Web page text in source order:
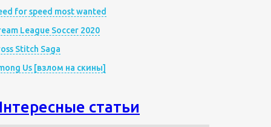
for speed most wanted
League Soccer 2020
Stitch Saga
Us [взлом на скины]
статьи